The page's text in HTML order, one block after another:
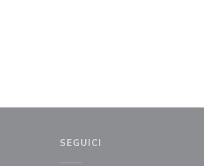
SEGUICI